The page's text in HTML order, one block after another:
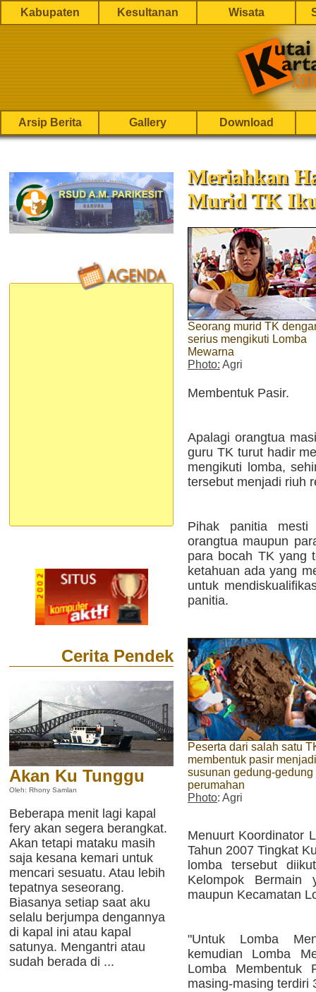
Kabupaten Kesultanan Wisata
Arsip Berita Gallery Download
Cerita Pendek
Akan Ku Tunggu
Oleh: Rhony Samlan
Beberapa menit lagi kapal
fery akan segera berangkat.
Akan tetapi mataku masih
saja kesana kemari untuk
mencari sesuatu. Atau lebih
tepatnya seseorang.
Biasanya setiap saat aku
selalu berjumpa dengannya
di kapal ini atau kapal
satunya. Mengantri atau
sudah berada di ...
Meriahkan
Murid TK
Seorang murid TK
serius mengikuti Lomba
Mewarna
Photo: Agri
Membentuk Pasir.
Apalagi orangtua
guru TK turut hadir
mengikuti lomba,
tersebut menjadi riuh
Pihak panitia mesti
orangtua maupun
para bocah TK yang
ketahuan ada yang
untuk
panitia.
Peserta dari salah satu
membentuk pasir menjadi
susunan gedung-gedung
perumahan
Photo: Agri
Menuurt Koordinator
Tahun 2007 Tingkat
lomba tersebut
Kelompok
maupun Kecamatan
"Untuk Lomba
kemudian Lomba
Lomba Membentuk
masing-masing terdiri